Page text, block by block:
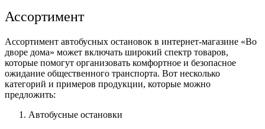
Ассортимент
Ассортимент автобусных остановок в интернет-магазине «Во
дворе дома» может включать широкий спектр товаров,
которые помогут организовать комфортное и безопасное
ожидание общественного транспорта. Вот несколько
категорий и примеров продукции, которые можно
предложить:
Автобусные остановки